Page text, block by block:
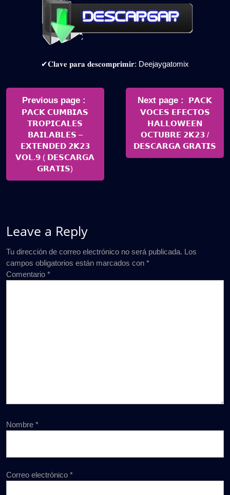
✔𝐂𝐥𝐚𝐯𝐞 𝐩𝐚𝐫𝐚 𝐝𝐞𝐬𝐜𝐨𝐦𝐩𝐫𝐢𝐦𝐢𝐫: Deejaygatomix
Navegación
entradas
Previous page
𝗣𝗔𝗖𝗞 𝗖𝗨𝗠𝗕𝗜𝗔𝗦
𝗧𝗥𝗢𝗣𝗜𝗖𝗔𝗟𝗘𝗦
𝗕𝗔𝗜𝗟𝗔𝗕𝗟𝗘𝗦 –
𝗘𝗫𝗧𝗘𝗡𝗗𝗘𝗗 𝟮𝗞𝟮𝟯
𝗩𝗢𝗟.𝟵 ( 𝗗𝗘𝗦𝗖𝗔𝗥𝗚𝗔
𝗚𝗥𝗔𝗧𝗜𝗦)
Next page
Newer
Posts
𝗣𝗔𝗖𝗞
𝗩𝗢𝗖𝗘𝗦 𝗘𝗙𝗘𝗖𝗧𝗢𝗦
𝗛𝗔𝗟𝗟𝗢𝗪𝗘𝗘𝗡
𝗢𝗖𝗧𝗨𝗕𝗥𝗘 𝟮𝗞𝟮𝟯 /
𝗗𝗘𝗦𝗖𝗔𝗥𝗚𝗔 𝗚𝗥𝗔𝗧𝗜𝗦
Leave a Reply
Tu dirección de correo electrónico no será publicada. Los
campos obligatorios están marcados con *
Comentario *
Nombre *
Correo electrónico *